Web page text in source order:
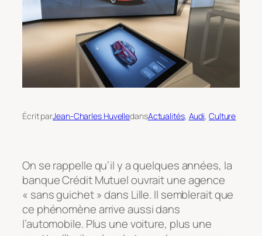
Écrit parJean-Charles HuvelledansActualités, Audi, Culture
On se rappelle qu’il y a quelques années, la
banque Crédit Mutuel ouvrait une agence
« sans guichet » dans Lille. Il semblerait que
ce phénomène arrive aussi dans
l’automobile. Plus une voiture, plus une